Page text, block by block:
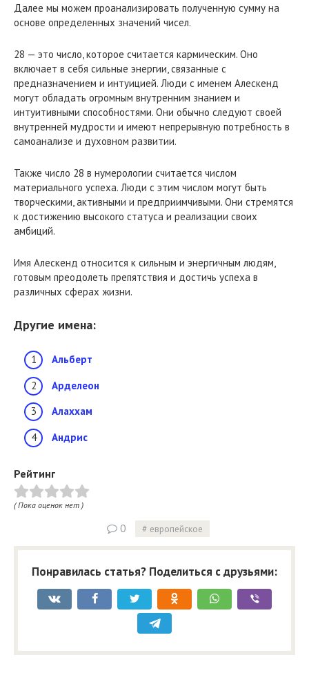
Далее мы можем проанализировать полученную сумму на
основе определенных значений чисел.
28 — это число, которое считается кармическим. Оно
включает в себя сильные энергии, связанные с
предназначением и интуицией. Люди с именем Алескенд
могут обладать огромным внутренним знанием и
интуитивными способностями. Они обычно следуют своей
внутренней мудрости и имеют непрерывную потребность в
самоанализе и духовном развитии.
Также число 28 в нумерологии считается числом
материального успеха. Люди с этим числом могут быть
творческими, активными и предприимчивыми. Они стремятся
к достижению высокого статуса и реализации своих
амбиций.
Имя Алескенд относится к сильным и энергичным людям,
готовым преодолеть препятствия и достичь успеха в
различных сферах жизни.
Другие имена:
Альберт
Арделеон
Алаххам
Андрис
Рейтинг
( Пока оценок нет )
0 европейское
Понравилась статья? Поделиться с друзьями: